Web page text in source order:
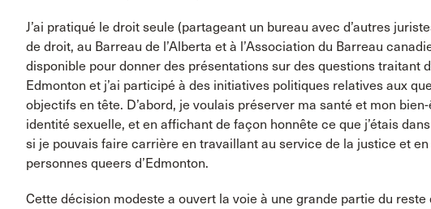
J’ai pratiqué le droit seule (partageant un bureau avec d’autres
de droit, au Barreau de l’Alberta et à l’Association du Barreau
disponible pour donner des présentations sur des questions traitant
Edmonton et j’ai participé à des initiatives politiques relatives aux
objectifs en tête. D’abord, je voulais préserver ma santé et mon
identité sexuelle, et en affichant de façon honnête ce que j’étais
si je pouvais faire carrière en travaillant au service de la justice et
personnes queers d’Edmonton.
Cette décision modeste a ouvert la voie à une grande partie du reste